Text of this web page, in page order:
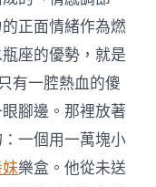
正面情緒作為燃
座的優勢，就是
有一腔熱血的傻
腳邊。那裡放著
一個用一萬塊小
樂盒。他從未送